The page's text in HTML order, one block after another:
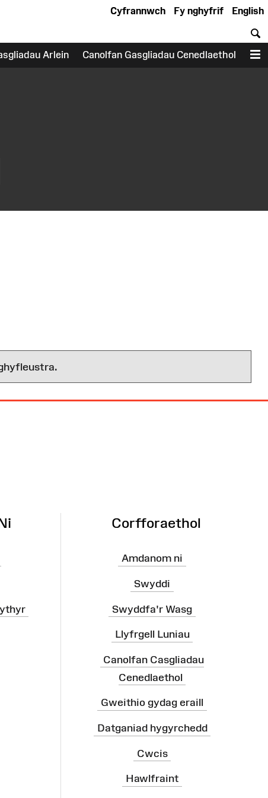
English
Fy nghyfrif
Cyfrannwch
Arlein Canolfan Gasgliadau Cenedlaethol
Corfforaethol
Amdanom ni
Swyddi
Swyddfa'r Wasg
Llyfrgell Luniau
Canolfan Casgliadau
Cenedlaethol
Gweithio gydag eraill
Datganiad hygyrchedd
Cwcis
Hawlfraint